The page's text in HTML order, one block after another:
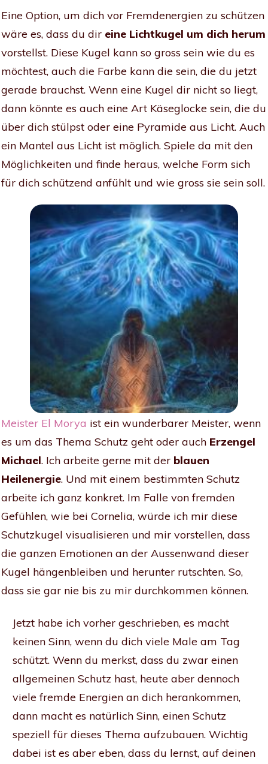
Eine Option, um dich vor Fremdenergien zu schützen
wäre es, dass du dir eine Lichtkugel um dich herum
vorstellst. Diese Kugel kann so gross sein wie du es
möchtest, auch die Farbe kann die sein, die du jetzt
gerade brauchst. Wenn eine Kugel dir nicht so liegt,
dann könnte es auch eine Art Käseglocke sein, die du
über dich stülpst oder eine Pyramide aus Licht. Auch
ein Mantel aus Licht ist möglich. Spiele da mit den
Möglichkeiten und finde heraus, welche Form sich
für dich schützend anfühlt und wie gross sie sein soll.
Meister El Morya ist ein wunderbarer Meister, wenn
es um das Thema Schutz geht oder auch Erzengel
Michael. Ich arbeite gerne mit der blauen
Heilenergie. Und mit einem bestimmten Schutz
arbeite ich ganz konkret. Im Falle von fremden
Gefühlen, wie bei Cornelia, würde ich mir diese
Schutzkugel visualisieren und mir vorstellen, dass
die ganzen Emotionen an der Aussenwand dieser
Kugel hängenbleiben und herunter rutschten. So,
dass sie gar nie bis zu mir durchkommen können.
Jetzt habe ich vorher geschrieben, es macht
keinen Sinn, wenn du dich viele Male am Tag
schützt. Wenn du merkst, dass du zwar einen
allgemeinen Schutz hast, heute aber dennoch
viele fremde Energien an dich herankommen,
dann macht es natürlich Sinn, einen Schutz
speziell für dieses Thema aufzubauen. Wichtig
dabei ist es aber eben, dass du lernst, auf deinen